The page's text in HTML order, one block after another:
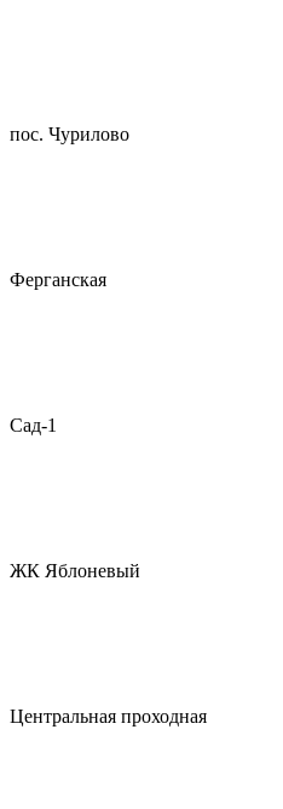
пос. Чурилово
Ферганская
Сад-1
ЖК Яблоневый
Центральная проходная